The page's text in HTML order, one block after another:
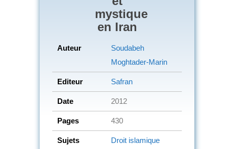
mystique
en Iran
Auteur
Soudabeh
Moghtader-Marin
Editeur Safran
Date 2012
Pages 430
Sujets
Droit islamique